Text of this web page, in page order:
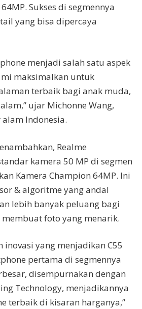
Sukses di segmennya
yang bisa dipercaya
menjadi salah satu aspek
maksimalkan untuk
terbaik bagi anak muda,
ujar Michonne Wang,
Indonesia.
Realme
kamera 50 MP di segmen
Kamera Champion 64MP. Ini
& algoritme yang andal
lebih banyak peluang bagi
foto yang menarik.
inovasi yang menjadikan C55
pertama di segmennya
disempurnakan dengan
Technology, menjadikannya
terbaik di kisaran harganya,”